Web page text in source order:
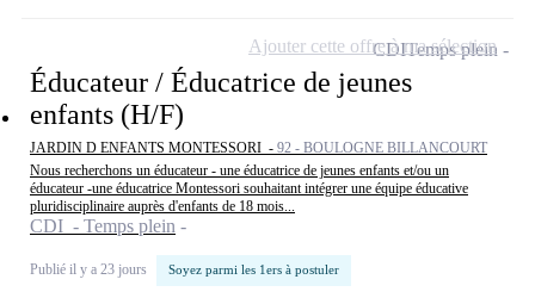
Éducateur / Éducatrice de jeunes
enfants (H/F)
JARDIN D ENFANTS MONTESSORI - 92 - BOULOGNE BILLANCOURT
Nous recherchons un éducateur - une éducatrice de jeunes enfants et/ou un
éducateur -une éducatrice Montessori souhaitant intégrer une équipe éducative
pluridisciplinaire auprès d'enfants de 18 mois...
CDI - Temps plein
Publié il y a 23 jours Soyez parmi les 1ers à postuler
CDITemps plein
Ajouter cette offre à ma sélection